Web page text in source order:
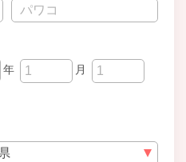
年
月